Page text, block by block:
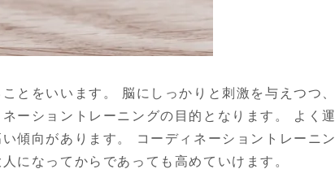
とをいいます。 脳にしっかりと刺激を与えつつ、
ーショントレーニングの目的となります。 よく運
傾向があります。 コーディネーショントレーニン
になってからであっても高めていけます。